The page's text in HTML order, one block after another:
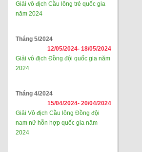
Giải vô địch Cầu lông trẻ quốc gia
năm 2024
Tháng 5/2024
12/05/2024- 18/05/2024
Giải vô địch Đồng đội quốc gia năm
2024
Tháng 4/2024
15/04/2024- 20/04/2024
Giải Vô địch Cầu lông Đồng đội
nam nữ hỗn hợp quốc gia năm
2024